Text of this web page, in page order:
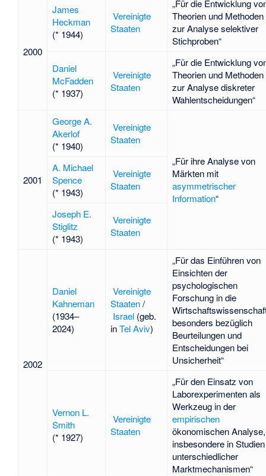
2000
James
Heckman
(* 1944)
Vereinigte
Staaten
„Für die Entwicklung
Theorien und Methoden
zur Analyse selektiver
Stichproben“
Daniel
McFadden
(* 1937)
Vereinigte
Staaten
„Für die Entwicklung
Theorien und Methoden
zur Analyse diskreter
Wahlentscheidungen“
2001
George A.
Akerlof
(* 1940)
Vereinigte
Staaten
„Für ihre Analyse von
Märkten mit
asymmetrischer
Information“
A. Michael
Spence
(* 1943)
Vereinigte
Staaten
Joseph E.
Stiglitz
(* 1943)
Vereinigte
Staaten
2002
Daniel
Kahneman
(1934–
2024)
Vereinigte
Staaten/
Israel(geb.
inTel Aviv)
„Für das Einführen von
Einsichten der
psychologischen
Forschung in die
besonders bezüglich
Beurteilungen und
Entscheidungen bei
Unsicherheit“
Vernon L.
Smith
(* 1927)
Vereinigte
Staaten
„Für den Einsatz von
Laborexperimenten als
Werkzeug in der
empirischen
ökonomischen Analyse,
insbesondere in Studien
unterschiedlicher
Marktmechanismen“